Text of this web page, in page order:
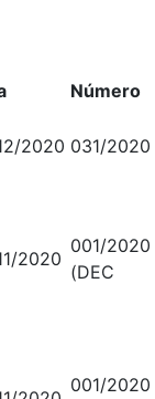
Número
2020 031/2020
2020
001/2020
(DEC
001/2020